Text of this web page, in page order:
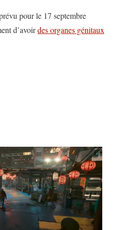
pour le 17 septembre
d’avoirdes organes génitaux